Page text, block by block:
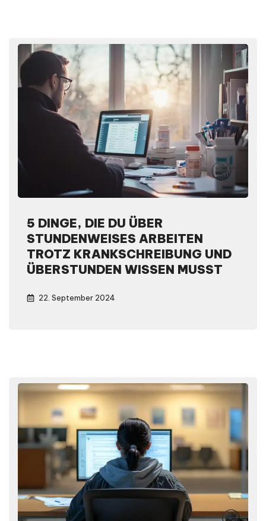
5 DINGE, DIE DU ÜBER
STUNDENWEISES ARBEITEN
TROTZ KRANKSCHREIBUNG UND
ÜBERSTUNDEN WISSEN MUSST
22. September 2024